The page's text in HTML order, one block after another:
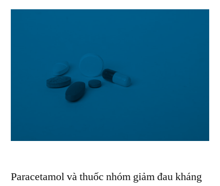
Paracetamol và thuốc nhóm giảm đau kháng